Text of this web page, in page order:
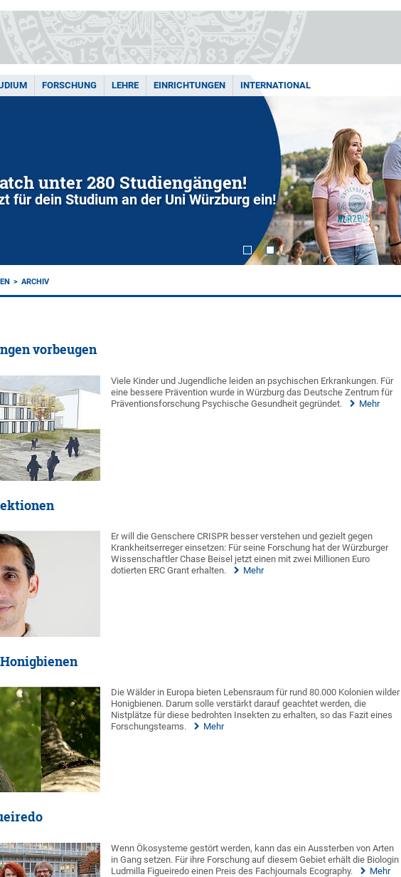
FORSCHUNG LEHRE EINRICHTUNGEN INTERNATIONAL
unter 280 Studiengängen!
für dein Studium an der Uni Würzburg ein!
ARCHIV
vorbeugen
Viele Kinder und Jugendliche leiden an psychischen Erkrankungen. Für
eine bessere Prävention wurde in Würzburg das Deutsche Zentrum für
Präventionsforschung Psychische Gesundheit gegründet.
Mehr
Er will die Genschere CRISPR besser verstehen und gezielt gegen
Krankheitserreger einsetzen: Für seine Forschung hat der Würzburger
Wissenschaftler Chase Beisel jetzt einen mit zwei Millionen Euro
dotierten ERC Grant erhalten.
Mehr
Die Wälder in Europa bieten Lebensraum für rund 80.000 Kolonien wilder
Honigbienen. Darum solle verstärkt darauf geachtet werden, die
Nistplätze für diese bedrohten Insekten zu erhalten, so das Fazit eines
Forschungsteams.
Mehr
Wenn Ökosysteme gestört werden, kann das ein Aussterben von Arten
in Gang setzen. Für ihre Forschung auf diesem Gebiet erhält die Biologin
Ludmilla Figueiredo einen Preis des Fachjournals Ecography.
Mehr